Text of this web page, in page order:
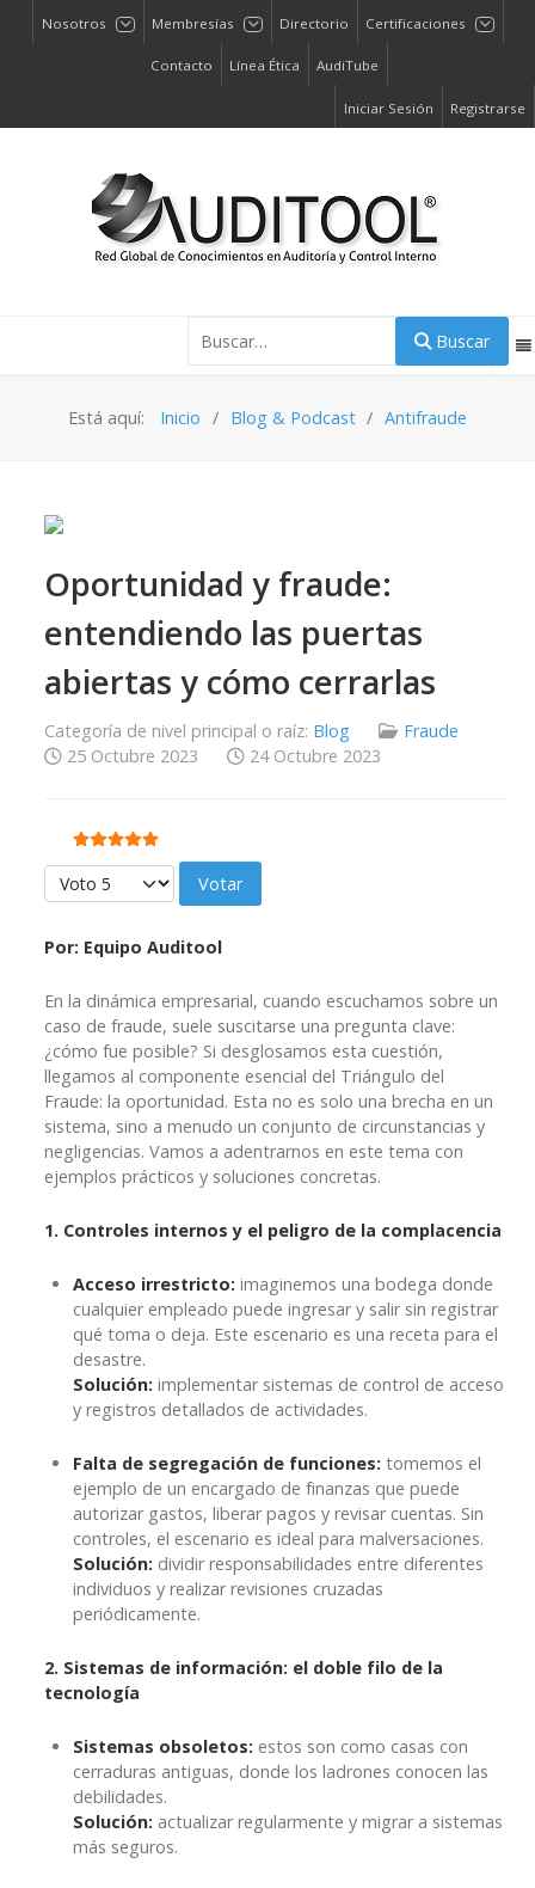
Nosotros Membresías Directorio Certificaciones
Contacto Línea Ética AudiTube
Iniciar Sesión Registrarse
Buscar
Está aquí: Inicio Blog & Podcast Antifraude
Oportunidad y fraude:
entendiendo las puertas
abiertas y cómo cerrarlas
Categoría de nivel principal o raíz: Blog
Fraude
25 Octubre 2023
24 Octubre 2023
Ratio:5/5
Por favor, vote
Por: Equipo Auditool
En la dinámica empresarial, cuando escuchamos sobre un
caso de fraude, suele suscitarse una pregunta clave:
¿cómo fue posible? Si desglosamos esta cuestión,
llegamos al componente esencial del Triángulo del
Fraude: la oportunidad. Esta no es solo una brecha en un
sistema, sino a menudo un conjunto de circunstancias y
negligencias. Vamos a adentrarnos en este tema con
ejemplos prácticos y soluciones concretas.
1. Controles internos y el peligro de la complacencia
Acceso irrestricto: imaginemos una bodega donde
cualquier empleado puede ingresar y salir sin registrar
qué toma o deja. Este escenario es una receta para el
desastre.
Solución: implementar sistemas de control de acceso
y registros detallados de actividades.
Falta de segregación de funciones: tomemos el
ejemplo de un encargado de finanzas que puede
autorizar gastos, liberar pagos y revisar cuentas. Sin
controles, el escenario es ideal para malversaciones.
Solución: dividir responsabilidades entre diferentes
individuos y realizar revisiones cruzadas
periódicamente.
2. Sistemas de información: el doble filo de la
tecnología
Sistemas obsoletos: estos son como casas con
cerraduras antiguas, donde los ladrones conocen las
debilidades.
Solución: actualizar regularmente y migrar a sistemas
más seguros.